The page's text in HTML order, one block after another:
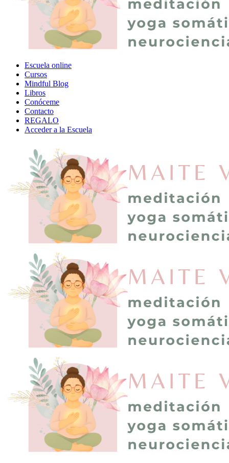
Escuela online
Cursos
Mindful Blog
Libros
Conóceme
Contacto
REGALO
Acceder a la Escuela